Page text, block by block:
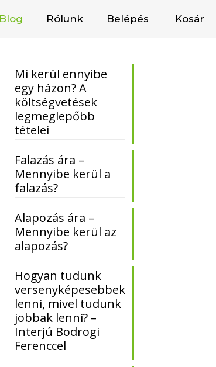
Rólunk Belépés Kosár
Mi kerül ennyibe
egy házon? A
költségvetések
legmeglepőbb
tételei
Falazás ára –
Mennyibe kerül a
falazás?
Alapozás ára –
Mennyibe kerül az
alapozás?
Hogyan tudunk
versenyképesebbek
lenni, mivel tudunk
jobbak lenni? –
Interjú Bodrogi
Ferenccel